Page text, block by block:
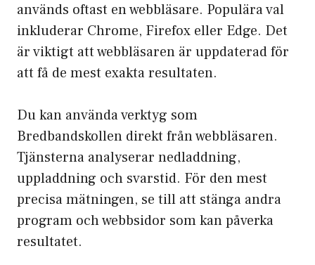
används oftast en webbläsare. Populära val
inkluderar Chrome, Firefox eller Edge. Det
är viktigt att webbläsaren är uppdaterad för
att få de mest exakta resultaten.
Du kan använda verktyg som
Bredbandskollen direkt från webbläsaren.
Tjänsterna analyserar nedladdning,
uppladdning och svarstid. För den mest
precisa mätningen, se till att stänga andra
program och webbsidor som kan påverka
resultatet.